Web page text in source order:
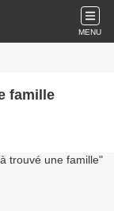
MENU
famille